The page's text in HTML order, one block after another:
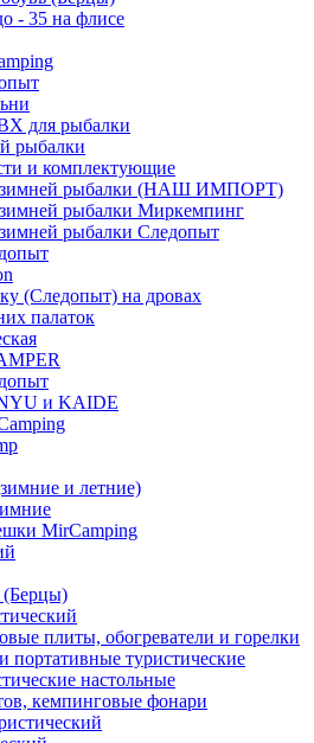
- 35 на флисе
для рыбалки
рыбалки
и комплектующие
зимней рыбалки (НАШ ИМПОРТ)
рыбалки Миркемпинг
рыбалки Следопыт
(Следопыт) на дровах
палаток
и KAIDE
и летние)
MirCamping
(Берцы)
плиты, обогреватели и горелки
портативные туристические
настольные
кемпинговые фонари